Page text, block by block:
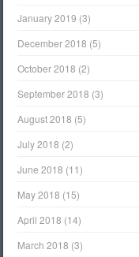
January 2019 (3)
December 2018 (5)
October 2018 (2)
September 2018 (3)
August 2018 (5)
July 2018 (2)
June 2018 (11)
May 2018 (15)
April 2018 (14)
March 2018 (3)